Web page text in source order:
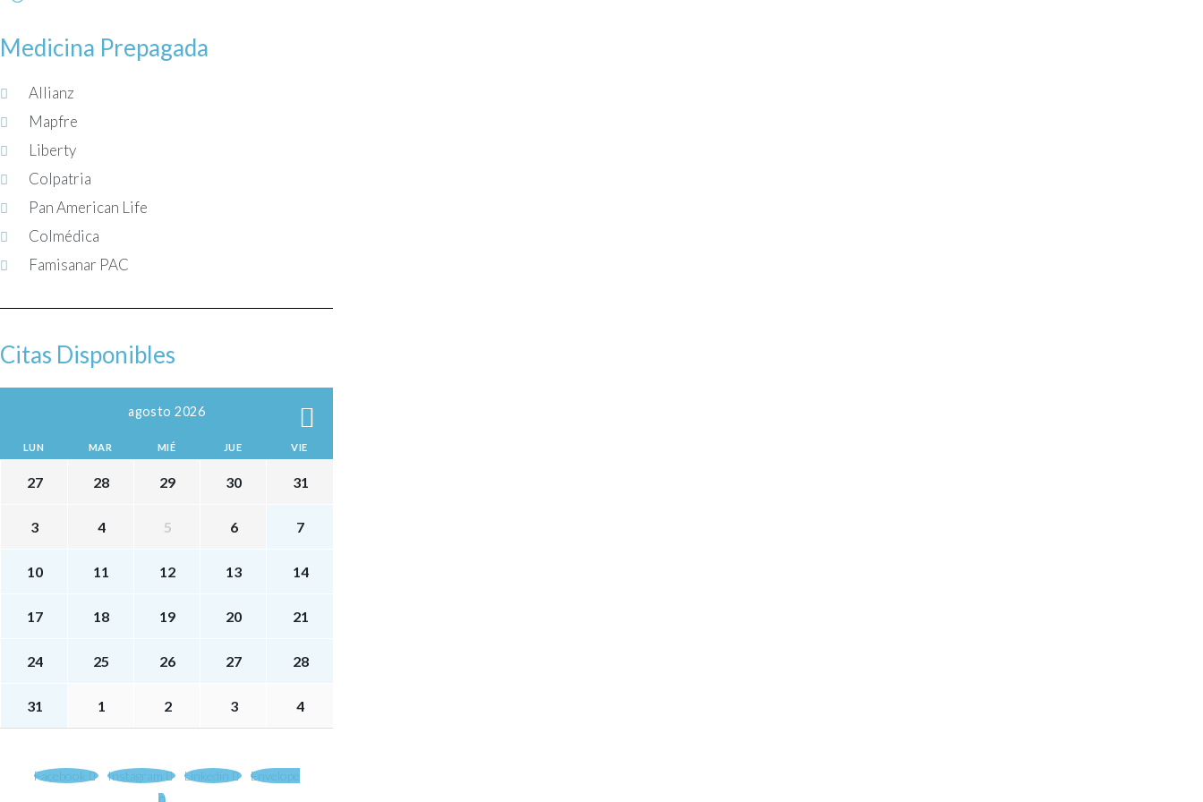
Medicina Prepagada
Allianz
Mapfre
Liberty
Colpatria
Pan American Life
Colmédica
Famisanar PAC
Citas Disponibles
agosto 2026
LUN MAR MIÉ JUE VIE
27 28 29 30 31
3 4 5 6 7
10 11 12 13 14
17 18 19 20 21
24 25 26 27 28
31 1 2 3 4
Facebook Instagram Linkedin Envelope